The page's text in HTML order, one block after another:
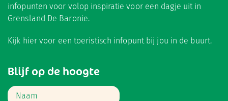
infopunten voor volop inspiratie voor een dagje uit in
Grensland De Baronie.
Kijk hiervoor een toeristisch infopunt bij jou in de buurt.
Blijf op de hoogte